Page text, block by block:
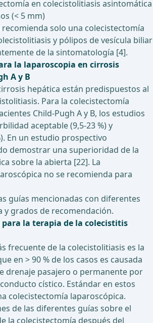
en colecistolitiasis asintomática
(< 5 mm)
recomienda solo una colecistectomía
y pólipos de vesícula biliar
de la sintomatología [4].
la laparoscopia en cirrosis
A y B
hepática están predispuestos al
Para la colecistectomía
Child-Pugh A y B, los estudios
aceptable (9,5-23 %) y
En un estudio prospectivo
demostrar una superioridad de la
sobre la abierta [22]. La
no se recomienda para
guías mencionadas con diferentes
y grados de recomendación.
para la terapia de la colecistitis
frecuente de la colecistolitiasis es la
en > 90 % de los casos es causada
drenaje pasajero o permanente por
cístico. Estándar en estos
colecistectomía laparoscópica.
de las diferentes guías sobre el
la colecistectomía después del